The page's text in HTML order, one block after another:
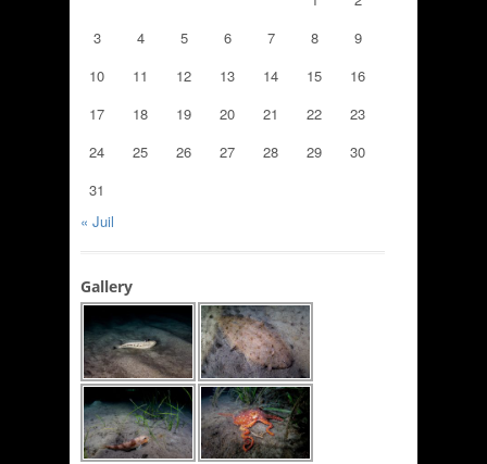
3
4 5 6 7 8
9
10
11 12 13 14 15
16
17
18 19 20 21 22
23
24
25 26 27 28 29
30
31
« Juil
Gallery